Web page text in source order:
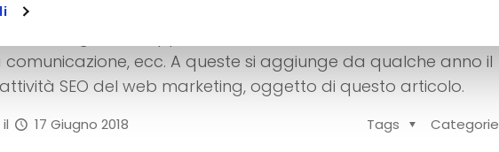
trasversali extracliniche necessarie per avere successo
comunicazione, ecc. A queste si aggiunge da qualche anno il
SEO del web marketing, oggetto di questo articolo.
il 17 Giugno 2018 Categorie
Tags